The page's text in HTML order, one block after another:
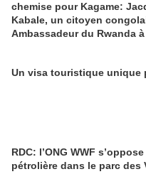
chemise pour Kagame:
Kabale, un citoyen
Ambassadeur du Rwanda à
Un visa touristique unique
RDC: l’ONG WWF
pétrolière dans le parc des